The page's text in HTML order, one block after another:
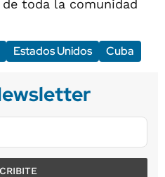
toda la comunidad
Estados Unidos Cuba